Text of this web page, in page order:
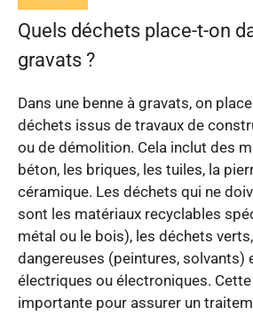
Quels déchets place-t-on
gravats ?
Dans une benne à gravats, on
déchets issus de travaux de
ou de démolition. Cela inclut des
béton, les briques, les tuiles, la
céramique. Les déchets qui ne
sont les matériaux recyclables
métal ou le bois), les déchets
dangereuses (peintures, solvants)
électriques ou électroniques.
importante pour assurer un